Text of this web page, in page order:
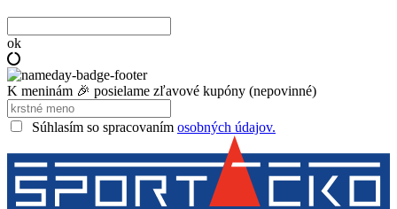
ok
K meninám 🎉 posielame zľavové kupóny (nepovinné)
Súhlasím so spracovaním osobných údajov.